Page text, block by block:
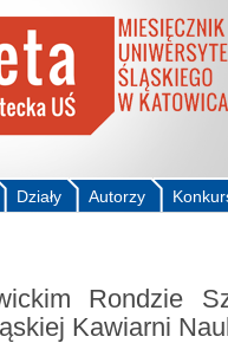
Autorzy
Działy
Rondzie
Kawiarni